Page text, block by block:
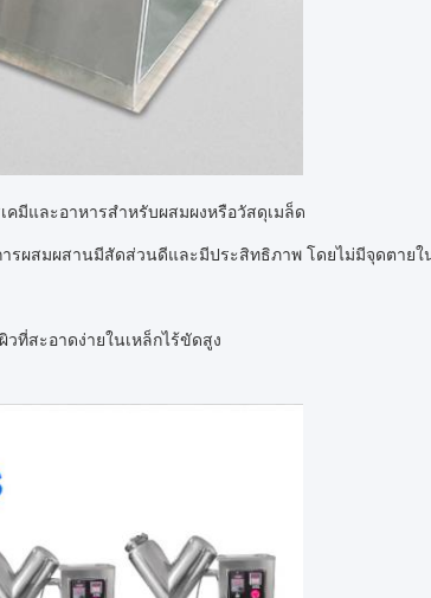
คมีและอาหารสําหรับผสมผงหรือวัสดุเมล็ด
รผสมผสานมีสัดส่วนดีและมีประสิทธิภาพ โดยไม่มีจุดตายใ
ที่สะอาดง่ายในเหล็กไร้ขัดสูง